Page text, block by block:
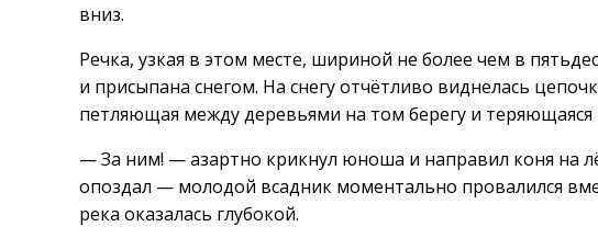
вниз.
Речка, узкая в этом месте, шириной не более чем в
и присыпана снегом. На снегу отчётливо виднелась
петляющая между деревьями на том берегу и теряющаяся
— За ним! — азартно крикнул юноша и направил коня на
опоздал — молодой всадник моментально провалился
река оказалась глубокой.